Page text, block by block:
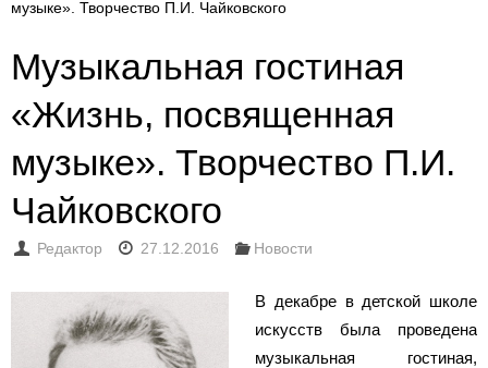
музыке». Творчество П.И. Чайковского
Музыкальная гостиная
«Жизнь, посвященная
музыке». Творчество П.И.
Чайковского
Редактор 27.12.2016 Новости
В декабре в детской школе
искусств была проведена
музыкальная гостиная,